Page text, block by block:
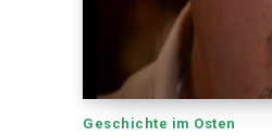
Geschichte im Osten